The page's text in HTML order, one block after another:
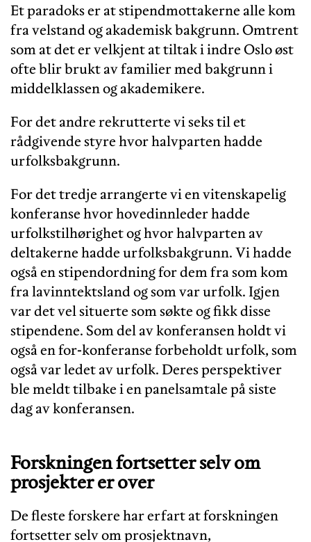
Et paradoks er at stipendmottakerne alle kom
fra velstand og akademisk bakgrunn. Omtrent
som at det er velkjent at tiltak i indre Oslo øst
ofte blir brukt av familier med bakgrunn i
middelklassen og akademikere.
For det andre rekrutterte vi seks til et
rådgivende styre hvor halvparten hadde
urfolksbakgrunn.
For det tredje arrangerte vi en vitenskapelig
konferanse hvor hovedinnleder hadde
urfolkstilhørighet og hvor halvparten av
deltakerne hadde urfolksbakgrunn. Vi hadde
også en stipendordning for dem fra som kom
fra lavinntektsland og som var urfolk. Igjen
var det vel situerte som søkte og fikk disse
stipendene. Som del av konferansen holdt vi
også en for-konferanse forbeholdt urfolk, som
også var ledet av urfolk. Deres perspektiver
ble meldt tilbake i en panelsamtale på siste
dag av konferansen.
Forskningen fortsetter selv om
prosjekter er over
De fleste forskere har erfart at forskningen
fortsetter selv om prosjektnavn,